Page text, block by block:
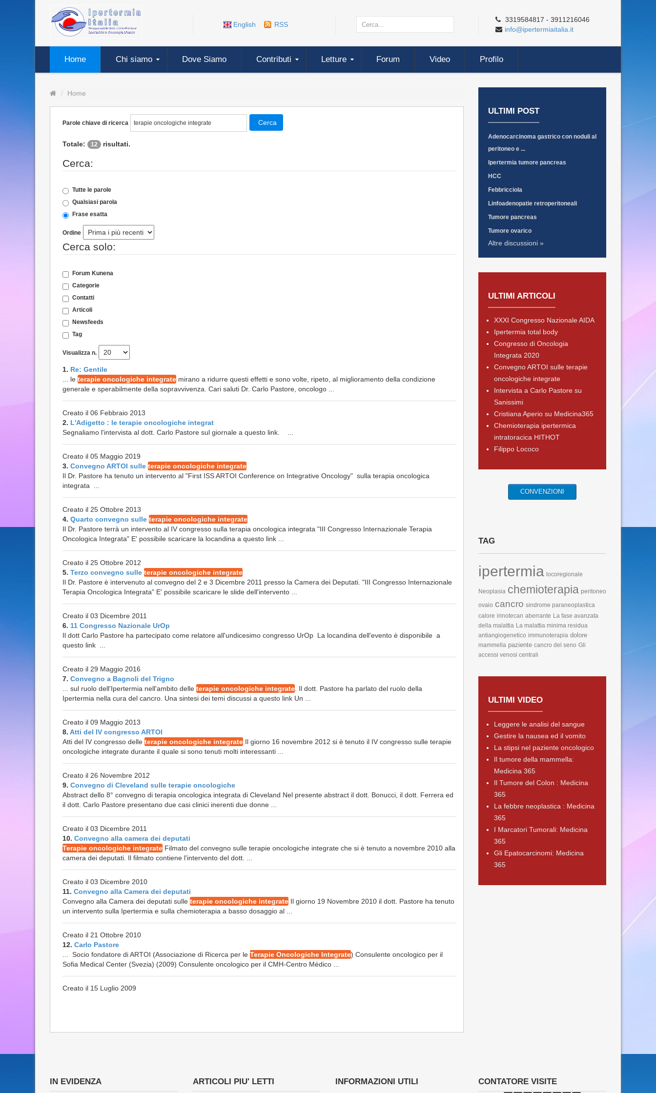
English RSS
3319584817 - 3911216046
info@ipertermiaitalia.it
Home Chi siamo Dove Siamo Contributi Letture Forum Video Profilo
Home
Parole chiave di ricerca Cerca
Totale: 12 risultati.
Cerca:
Tutte le parole
Qualsiasi parola
Frase esatta
Ordine
Cerca solo:
Forum Kunena
Categorie
Contatti
Articoli
Newsfeeds
Tag
Visualizza n.
1. Re: Gentile
... le terapie oncologiche integrate mirano a ridurre questi effetti e sono volte, ripeto, al miglioramento della condizione
generale e sperabilmente della sopravvivenza. Cari saluti Dr. Carlo Pastore, oncologo ...
Creato il 06 Febbraio 2013
2. L'Adigetto : le terapie oncologiche integrat
Segnaliamo l'intervista al dott. Carlo Pastore sul giornale a questo link. ...
Creato il 05 Maggio 2019
3. Convegno ARTOI sulle terapie oncologiche integrate
Il Dr. Pastore ha tenuto un intervento al "First ISS ARTOI Conference on Integrative Oncology" sulla terapia oncologica
integrata ...
Creato il 25 Ottobre 2013
4. Quarto convegno sulle terapie oncologiche integrate
Il Dr. Pastore terrà un intervento al IV congresso sulla terapia oncologica integrata "III Congresso Internazionale Terapia
Oncologica Integrata" E' possibile scaricare la locandina a questo link ...
Creato il 25 Ottobre 2012
5. Terzo convegno sulle terapie oncologiche integrate
Il Dr. Pastore è intervenuto al convegno del 2 e 3 Dicembre 2011 presso la Camera dei Deputati. "III Congresso Internazionale
Terapia Oncologica Integrata" E' possibile scaricare le slide dell'intervento ...
Creato il 03 Dicembre 2011
6. 11 Congresso Nazionale UrOp
Il dott Carlo Pastore ha partecipato come relatore all'undicesimo congresso UrOp La locandina dell'evento è disponibile a
questo link ...
Creato il 29 Maggio 2016
7. Convegno a Bagnoli del Trigno
... sul ruolo dell'Ipertermia nell'ambito delle terapie oncologiche integrate . Il dott. Pastore ha parlato del ruolo della
Ipertermia nella cura del cancro. Una sintesi dei temi discussi a questo link Un ...
Creato il 09 Maggio 2013
8. Atti del IV congresso ARTOI
Atti del IV congresso delle terapie oncologiche integrate Il giorno 16 novembre 2012 si è tenuto il IV congresso sulle terapie
oncologiche integrate durante il quale si sono tenuti molti interessanti ...
Creato il 26 Novembre 2012
9. Convegno di Cleveland sulle terapie oncologiche
Abstract dello 8° convegno di terapia oncologica integrata di Cleveland Nel presente abstract il dott. Bonucci, il dott. Ferrera ed
il dott. Carlo Pastore presentano due casi clinici inerenti due donne ...
Creato il 03 Dicembre 2011
10. Convegno alla camera dei deputati
Terapie oncologiche integrate Filmato del convegno sulle terapie oncologiche integrate che si è tenuto a novembre 2010 alla
camera dei deputati. Il filmato contiene l'intervento del dott. ...
Creato il 03 Dicembre 2010
11. Convegno alla Camera dei deputati
Convegno alla Camera dei deputati sulle terapie oncologiche integrate Il giorno 19 Novembre 2010 il dott. Pastore ha tenuto
un intervento sulla Ipertermia e sulla chemioterapia a basso dosaggio al ...
Creato il 21 Ottobre 2010
12. Carlo Pastore
... Socio fondatore di ARTOI (Associazione di Ricerca per le Terapie Oncologiche Integrate) Consulente oncologico per il
Sofia Medical Center (Svezia) (2009) Consulente oncologico per il CMH-Centro Médico ...
Creato il 15 Luglio 2009
ULTIMI POST
Adenocarcinoma gastrico con noduli al
peritoneo e ...
Ipertermia tumore pancreas
HCC
Febbricciola
Linfoadenopatie retroperitoneali
Tumore pancreas
Tumore ovarico
Altre discussioni »
ULTIMI ARTICOLI
XXXI Congresso Nazionale AIDA
Ipertermia total body
Congresso di Oncologia
Integrata 2020
Convegno ARTOI sulle terapie
oncologiche integrate
Intervista a Carlo Pastore su
Sanissimi
Cristiana Aperio su Medicina365
Chemioterapia ipertermica
intratoracica HITHOT
Filippo Lococo
CONVENZIONI
TAG
ipertermia locoregionale
Neoplasia chemioterapia peritoneo
ovaio cancro sindrome paraneoplastica
calore irinotecan aberrante La fase avanzata
della malattia La malattia minima residua
antiangiogenetico immunoterapia dolore
mammella paziente cancro del seno Gli
accessi venosi centrali
ULTIMI VIDEO
Leggere le analisi del sangue
Gestire la nausea ed il vomito
La stipsi nel paziente oncologico
Il tumore della mammella:
Medicina 365
Il Tumore del Colon : Medicina
365
La febbre neoplastica : Medicina
365
I Marcatori Tumorali: Medicina
365
Gli Epatocarcinomi: Medicina
365
IN EVIDENZA ARTICOLI PIU' LETTI INFORMAZIONI UTILI CONTATORE VISITE